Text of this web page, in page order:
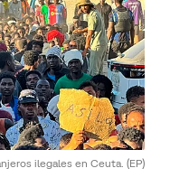
ilegales en Ceuta. (EP)